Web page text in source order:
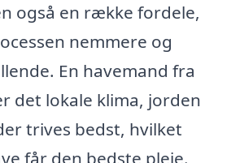
også en række fordele,
nemmere og
En havemand fra
det lokale klima, jorden
trives bedst, hvilket
får den bedste pleje.